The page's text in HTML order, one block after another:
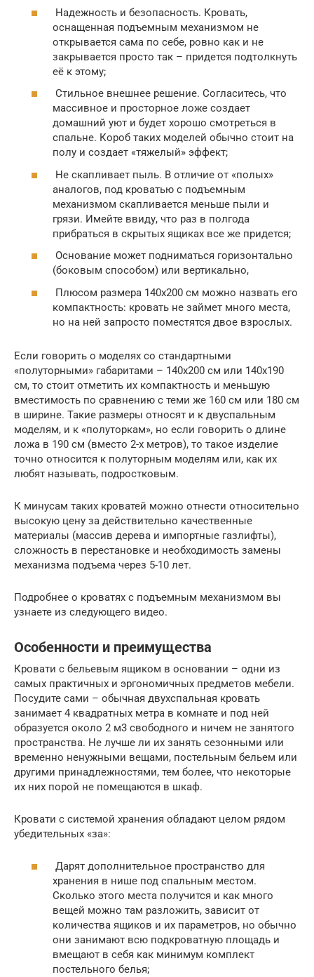
Надежность и безопасность. Кровать,
оснащенная подъемным механизмом не
открывается сама по себе, ровно как и не
закрывается просто так – придется подтолкнуть
её к этому;
Стильное внешнее решение. Согласитесь, что
массивное и просторное ложе создает
домашний уют и будет хорошо смотреться в
спальне. Короб таких моделей обычно стоит на
полу и создает «тяжелый» эффект;
Не скапливает пыль. В отличие от «полых»
аналогов, под кроватью с подъемным
механизмом скапливается меньше пыли и
грязи. Имейте ввиду, что раз в полгода
прибраться в скрытых ящиках все же придется;
Основание может подниматься горизонтально
(боковым способом) или вертикально,
Плюсом размера 140х200 см можно назвать его
компактность: кровать не займет много места,
но на ней запросто поместятся двое взрослых.
Если говорить о моделях со стандартными
«полуторными» габаритами – 140х200 см или 140х190
см, то стоит отметить их компактность и меньшую
вместимость по сравнению с теми же 160 см или 180 см
в ширине. Такие размеры относят и к двуспальным
моделям, и к «полуторкам», но если говорить о длине
ложа в 190 см (вместо 2-х метров), то такое изделие
точно относится к полуторным моделям или, как их
любят называть, подростковым.
К минусам таких кроватей можно отнести относительно
высокую цену за действительно качественные
материалы (массив дерева и импортные газлифты),
сложность в перестановке и необходимость замены
механизма подъема через 5-10 лет.
Подробнее о кроватях с подъемным механизмом вы
узнаете из следующего видео.
Особенности и преимущества
Кровати с бельевым ящиком в основании – одни из
самых практичных и эргономичных предметов мебели.
Посудите сами – обычная двухспальная кровать
занимает 4 квадратных метра в комнате и под ней
образуется около 2 м3 свободного и ничем не занятого
пространства. Не лучше ли их занять сезонными или
временно ненужными вещами, постельным бельем или
другими принадлежностями, тем более, что некоторые
их них порой не помещаются в шкаф.
Кровати с системой хранения обладают целом рядом
убедительных «за»:
Дарят дополнительное пространство для
хранения в нише под спальным местом.
Сколько этого места получится и как много
вещей можно там разложить, зависит от
количества ящиков и их параметров, но обычно
они занимают всю подкроватную площадь и
вмещают в себя как минимум комплект
постельного белья;